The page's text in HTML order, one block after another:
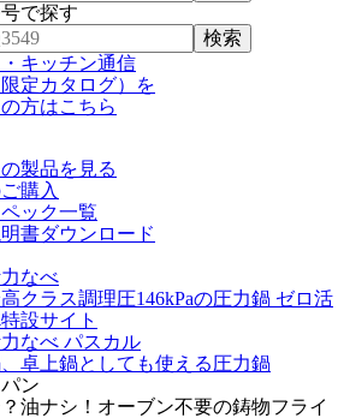
で探す
キッチン通信
限定カタログ）を
方はこちら
製品を見る
購入
ック一覧
書ダウンロード
なべ
クラス調理圧146kPaの圧力鍋 ゼロ活
設サイト
なべ パスカル
卓上鍋としても使える圧力鍋
ン
油ナシ！オーブン不要の鋳物フライ